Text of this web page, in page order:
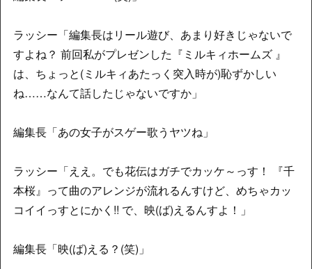
ラッシー「編集長はリール遊び、あまり好きじゃないで
すよね？ 前回私がプレゼンした『ミルキィホームズ 』
は、ちょっと(ミルキィあたっく突入時が)恥ずかしい
ね……なんて話したじゃないですか」
編集長「あの女子がスゲー歌うヤツね」
ラッシー「ええ。でも花伝はガチでカッケ～っす！ 『千
本桜』って曲のアレンジが流れるんすけど、めちゃカッ
コイイっすとにかく!! で、映(ば)えるんすよ！」
編集長「映(ば)える？(笑)」